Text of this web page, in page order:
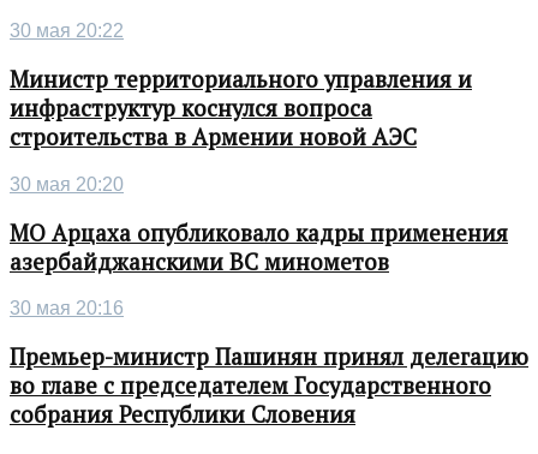
30 мая 20:22
Министр территориального управления и
инфраструктур коснулся вопроса
строительства в Армении новой АЭС
30 мая 20:20
МО Арцаха опубликовало кадры применения
азербайджанскими ВС минометов
30 мая 20:16
Премьер-министр Пашинян принял делегацию
во главе с председателем Государственного
собрания Республики Словения